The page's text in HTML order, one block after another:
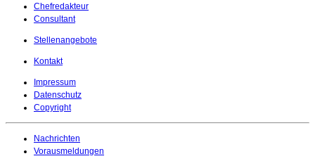
Chefredakteur
Consultant
Stellenangebote
Kontakt
Impressum
Datenschutz
Copyright
Nachrichten
Vorausmeldungen